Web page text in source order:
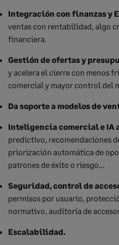
Integración con finanzas y
ventas con rentabilidad, algo
financiera.
Gestión de ofertas y
y acelera el cierre con menos
comercial y mayor control del
Da soporte a modelos de
Inteligencia comercial e IA
predictivo, recomendaciones
priorización automática de
patrones de éxito o riesgo…
Seguridad, control de
permisos por usuario,
normativo, auditoría de
Escalabilidad.